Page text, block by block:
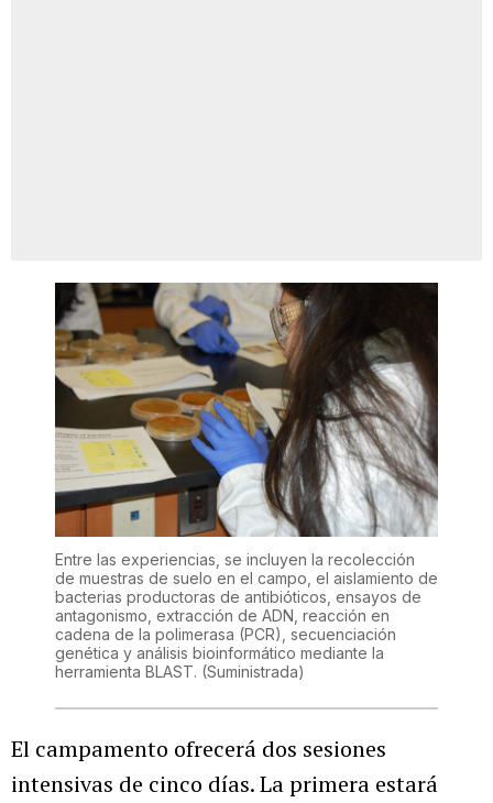
Entre las experiencias, se incluyen la recolección
de muestras de suelo en el campo, el aislamiento de
bacterias productoras de antibióticos, ensayos de
antagonismo, extracción de ADN, reacción en
cadena de la polimerasa (PCR), secuenciación
genética y análisis bioinformático mediante la
herramienta BLAST. (Suministrada)
El campamento ofrecerá dos sesiones
intensivas de cinco días. La primera estará